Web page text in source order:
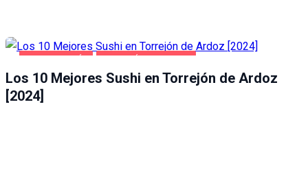
Los 10 Mejores Sushi en Torrejón de Ardoz
[2024]